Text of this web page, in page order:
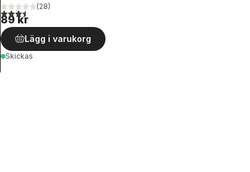
3,5utav 5 stjärnor. Totalt antal röster:
(28)
89 kr
Lägg i varukorg
Skickas